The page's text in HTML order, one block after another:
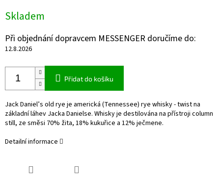
cena:
Skladem
Při objednání dopravcem MESSENGER doručíme do:
12.8.2026
Přidat do košíku
Jack Daniel’s old rye je americká (Tennessee) rye whisky - twist na
základní láhev Jacka Danielse. Whisky je destilována na přístroji column
still, ze směsi 70% žita, 18% kukuřice a 12% ječmene.
Detailní informace